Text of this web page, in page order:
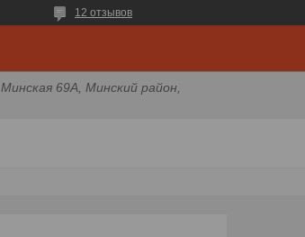
12 отзывов
69А, Минский район,